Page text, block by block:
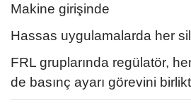
Makine girişinde
Hassas uygulamalarda her
FRL gruplarında regülatör,
de basınç ayarı görevini